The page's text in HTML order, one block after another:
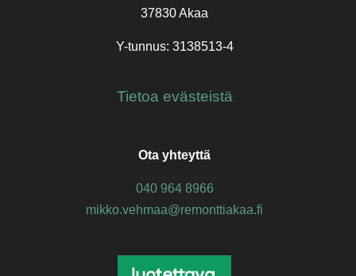
37830 Akaa
Y-tunnus: 3138513-4
Tietoa evästeistä
Ota yhteyttä
040 964 8966
mikko.vehmaa@remonttiakaa.fi